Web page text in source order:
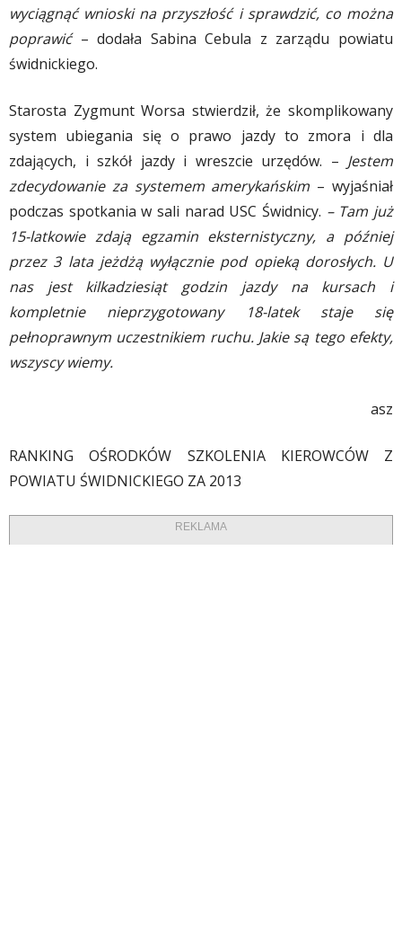
wyciągnąć wnioski na przyszłość i sprawdzić, co można
poprawić– dodała Sabina Cebula z zarządu powiatu
świdnickiego.
Starosta Zygmunt Worsa stwierdził, że skomplikowany
system ubiegania się o prawo jazdy to zmora i dla
zdających, i szkół jazdy i wreszcie urzędów. – Jestem
zdecydowanie za systemem amerykańskim – wyjaśniał
podczas spotkania w sali narad USC Świdnicy. – Tam już
15-latkowie zdają egzamin eksternistyczny, a później
przez 3 lata jeżdżą wyłącznie pod opieką dorosłych. U
nas jest kilkadziesiąt godzin jazdy na kursach i
kompletnie nieprzygotowany 18-latek staje się
pełnoprawnym uczestnikiem ruchu. Jakie są tego efekty,
wszyscy wiemy.
asz
RANKING OŚRODKÓW SZKOLENIA KIEROWCÓW Z
POWIATU ŚWIDNICKIEGO ZA 2013
REKLAMA